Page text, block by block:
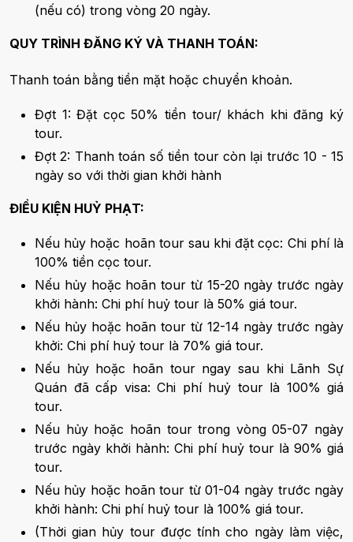
(nếu có) trong vòng 20 ngày.
QUY TRÌNH ĐĂNG KÝ VÀ THANH TOÁN:
Thanh toán bằng tiền mặt hoặc chuyển khoản.
Đợt 1: Đặt cọc 50% tiền tour/ khách khi đăng ký
tour.
Đợt 2: Thanh toán số tiền tour còn lại trước 10 - 15
ngày so với thời gian khởi hành
ĐIỀU KIỆN HUỶ PHẠT:
Nếu hủy hoặc hoãn tour sau khi đặt cọc: Chi phí là
100% tiền cọc tour.
Nếu hủy hoặc hoãn tour từ 15-20 ngày trước ngày
khởi hành: Chi phí huỷ tour là 50% giá tour.
Nếu hủy hoặc hoãn tour từ 12-14 ngày trước ngày
khởi: Chi phí huỷ tour là 70% giá tour.
Nếu hủy hoặc hoãn tour ngay sau khi Lãnh Sự
Quán đã cấp visa: Chi phí huỷ tour là 100% giá
tour.
Nếu hủy hoặc hoãn tour trong vòng 05-07 ngày
trước ngày khởi hành: Chi phí huỷ tour là 90% giá
tour.
Nếu hủy hoặc hoãn tour từ 01-04 ngày trước ngày
khởi hành: Chi phí huỷ tour là 100% giá tour.
(Thời gian hủy tour được tính cho ngày làm việc,